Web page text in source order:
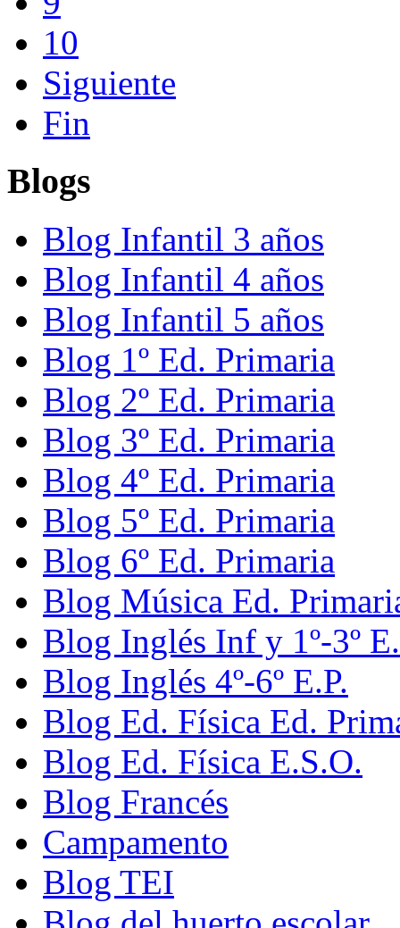
10
Siguiente
Fin
Blogs
Blog Infantil 3 años
Blog Infantil 4 años
Blog Infantil 5 años
Blog 1º Ed. Primaria
Blog 2º Ed. Primaria
Blog 3º Ed. Primaria
Blog 4º Ed. Primaria
Blog 5º Ed. Primaria
Blog 6º Ed. Primaria
Blog Música Ed.
Blog Inglés Inf y 1º-3º
Blog Inglés 4º-6º E.P.
Blog Ed. Física Ed.
Blog Ed. Física E.S.O.
Blog Francés
Campamento
Blog TEI